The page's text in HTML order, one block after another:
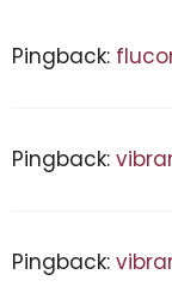
Pingback:
Pingback:
Pingback: